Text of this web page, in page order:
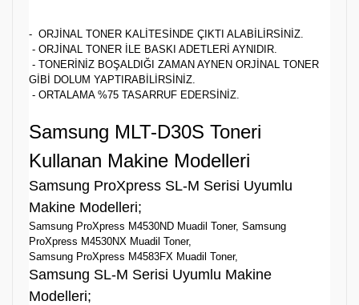
- ORJİNAL TONER KALİTESİNDE ÇIKTI ALABİLİRSİNİZ.
- ORJİNAL TONER İLE BASKI ADETLERİ AYNIDIR.
- TONERİNİZ BOŞALDIĞI ZAMAN AYNEN ORJİNAL TONER
GİBİ DOLUM YAPTIRABİLİRSİNİZ.
- ORTALAMA %75 TASARRUF EDERSİNİZ.
Samsung MLT-D30S Toneri
Kullanan Makine Modelleri
Samsung ProXpress SL-M Serisi Uyumlu
Makine Modelleri;
Samsung ProXpress M4530ND Muadil Toner, Samsung
ProXpress M4530NX Muadil Toner,
Samsung ProXpress M4583FX Muadil Toner,
Samsung SL-M Serisi Uyumlu Makine
Modelleri;